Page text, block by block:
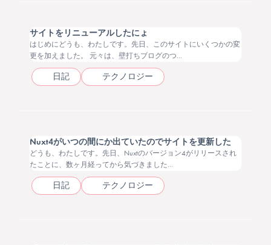
サイトをリニューアルしたにょ
はじめにどうも、わたしです。先日、このサイトにいくつかの変
更を加えました。 元々は、壁打ちブログのつ...
日記 テクノロジー
Nuxt4がいつの間にか出ていたのでサイトを更新した
どうも、わたしです。先日、Nuxtのバージョン4がリリースされ
たことに、数ヶ月経ってから気づきました...
日記 テクノロジー